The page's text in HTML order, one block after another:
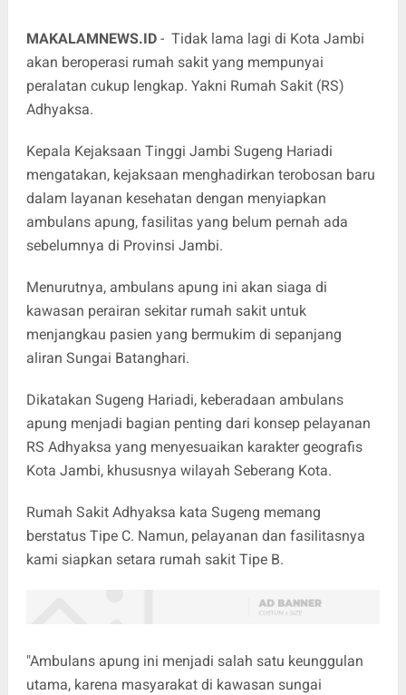
MAKALAMNEWS.ID - Tidak lama lagi di Kota Jambi
akan beroperasi rumah sakit yang mempunyai
peralatan cukup lengkap. Yakni Rumah Sakit (RS)
Adhyaksa.
Kepala Kejaksaan Tinggi Jambi Sugeng Hariadi
mengatakan, kejaksaan menghadirkan terobosan baru
dalam layanan kesehatan dengan menyiapkan
ambulans apung, fasilitas yang belum pernah ada
sebelumnya di Provinsi Jambi.
Menurutnya, ambulans apung ini akan siaga di
kawasan perairan sekitar rumah sakit untuk
menjangkau pasien yang bermukim di sepanjang
aliran Sungai Batanghari.
Dikatakan Sugeng Hariadi, keberadaan ambulans
apung menjadi bagian penting dari konsep pelayanan
RS Adhyaksa yang menyesuaikan karakter geografis
Kota Jambi, khususnya wilayah Seberang Kota.
Rumah Sakit Adhyaksa kata Sugeng memang
berstatus Tipe C. Namun, pelayanan dan fasilitasnya
kami siapkan setara rumah sakit Tipe B.
"Ambulans apung ini menjadi salah satu keunggulan
utama, karena masyarakat di kawasan sungai